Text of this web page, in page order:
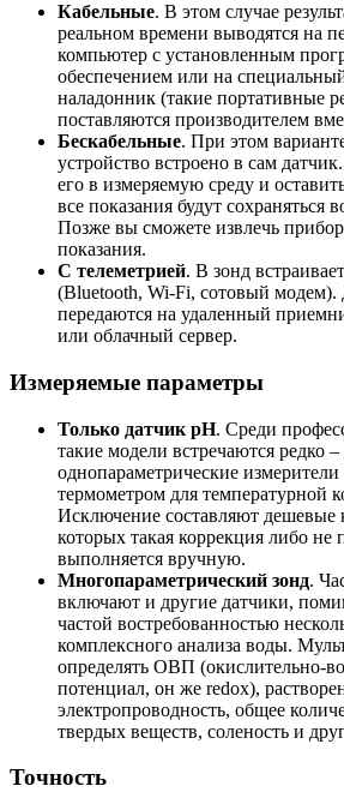
Кабельные. В этом случае
реальном времени выводятся на
компьютер с установленным
обеспечением или на
наладонник (такие портативные
поставляются производителем
Бескабельные. При этом
устройство встроено в сам
его в измеряемую среду и
все показания будут сохраняться
Позже вы сможете извлечь
показания.
С телеметрией. В зонд
(Bluetooth, Wi-Fi, сотовый модем).
передаются на удаленный
или облачный сервер.
Измеряемые параметры
Только датчик pH. Среди
такие модели встречаются редко
однопараметрические
термометром для температурной
Исключение составляют дешевые
которых такая коррекция либо не
выполняется вручную.
Многопараметрический зонд.
включают и другие датчики,
частой востребованностью
комплексного анализа воды.
определять ОВП (окислительно-
потенциал, он же redox),
электропроводность, общее
твердых веществ, соленость и
Точность